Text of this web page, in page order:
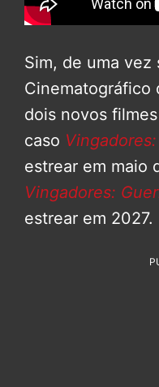
Sim, de uma vez
Cinematográfico
dois novos
caso
estrear em maio
Vingadores:
estrear em 2027.